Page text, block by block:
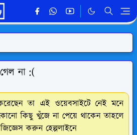
না :(
তা এই ওয়েবসাইটে নেই মনে
কিছু খুঁজে না পেয়ে থাকেন তাহলে
করুন হেল্পলাইনে